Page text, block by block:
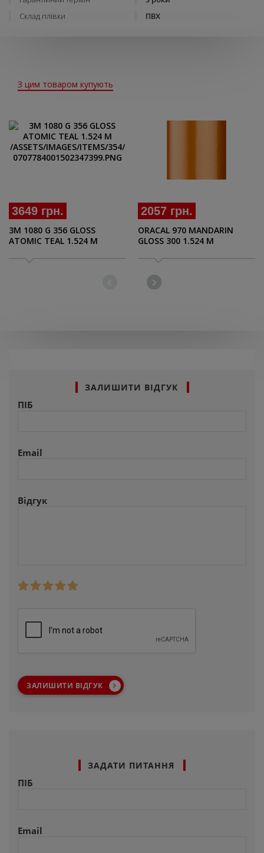
Склад плівки
ПВХ
З цим товаром купують
3649 грн.
3M 1080 G 356 GLOSS
ATOMIC TEAL 1.524 M
2057 грн.
ORACAL 970 MANDARIN
GLOSS 300 1.524 M
ЗАЛИШИТИ ВІДГУК
ПІБ
Email
Відгук
ЗАЛИШИТИ ВІДГУК
ЗАДАТИ ПИТАННЯ
ПІБ
Email